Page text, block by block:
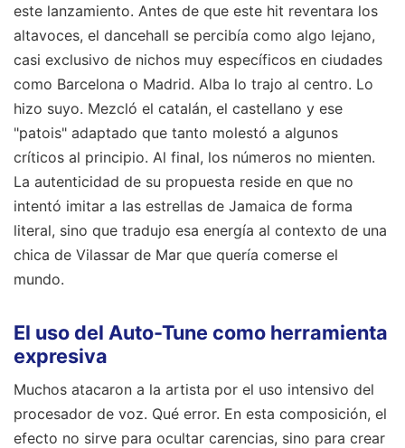
este lanzamiento. Antes de que este hit reventara los
altavoces, el dancehall se percibía como algo lejano,
casi exclusivo de nichos muy específicos en ciudades
como Barcelona o Madrid. Alba lo trajo al centro. Lo
hizo suyo. Mezcló el catalán, el castellano y ese
"patois" adaptado que tanto molestó a algunos
críticos al principio. Al final, los números no mienten.
La autenticidad de su propuesta reside en que no
intentó imitar a las estrellas de Jamaica de forma
literal, sino que tradujo esa energía al contexto de una
chica de Vilassar de Mar que quería comerse el
mundo.
El uso del Auto-Tune como herramienta
expresiva
Muchos atacaron a la artista por el uso intensivo del
procesador de voz. Qué error. En esta composición, el
efecto no sirve para ocultar carencias, sino para crear